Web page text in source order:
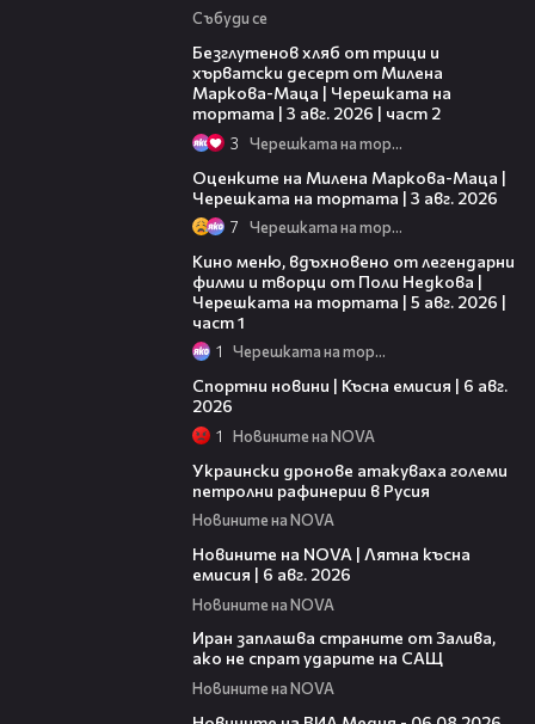
Събуди се
Безглутенов хляб от трици и
хърватски десерт от Милена
Маркова-Маца | Черешката на
тортата | 3 авг. 2026 | част 2
3 Черешката на тортата
Оценките на Милена Маркова-Маца |
Черешката на тортата | 3 авг. 2026
7 Черешката на тортата
Кино меню, вдъхновено от легендарни
филми и творци от Поли Недкова |
Черешката на тортата | 5 авг. 2026 |
част 1
1 Черешката на тортата
Спортни новини | Късна емисия | 6 авг.
2026
1 Новините на NOVA
Украински дронове атакуваха големи
петролни рафинерии в Русия
Новините на NOVA
Новините на NOVA | Лятна късна
емисия | 6 авг. 2026
Новините на NOVA
Иран заплашва страните от Залива,
ако не спрат ударите на САЩ
Новините на NOVA